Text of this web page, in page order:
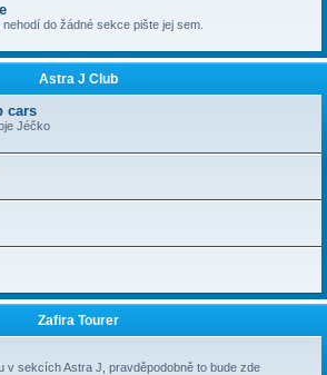
do žádné sekce pište jej sem.
Astra J Club
cars
Jéčko
Zafira Tourer
v sekcích Astra J, pravděpodobně to bude zde